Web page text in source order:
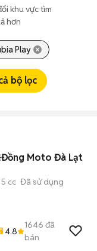
khu vực tìm
hơn
Play
bộ lọc
Moto Đà Lạt
cc Đã sử dụng
4.8
1646 đã
bán